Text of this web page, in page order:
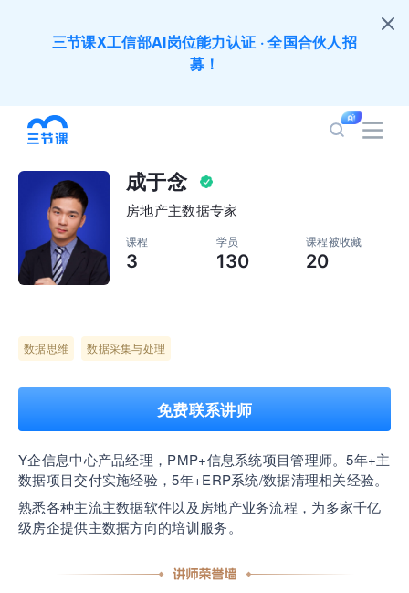
三节课X工信部AI岗位能力认证 · 全国合伙人招
募！
全员AI应用难落地？1000门课程覆盖企业全岗位
200+门DeepSeek应用课程免费体验，快带团队
一起加入学习
培训人只给员工找学习资源，却忘记自己也要成长
出海业务到底要落地哪些国家才合适？国别文化与
扶持政策均在这里能找到
8000门课程解决成长型企业所有岗位技能差距
营销获客｜流量转化｜数据驱动｜销售赢单 4000
成于念
房地产主数据专家
课程
3
学员
130
课程被收藏
20
数据思维 数据采集与处理
免费联系讲师
Y企信息中心产品经理，PMP+信息系统项目管理师。5年+主
数据项目交付实施经验，5年+ERP系统/数据清理相关经验。
熟悉各种主流主数据软件以及房地产业务流程，为多家千亿
级房企提供主数据方向的培训服务。